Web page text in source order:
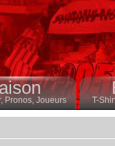
Pronos, Joueurs T-